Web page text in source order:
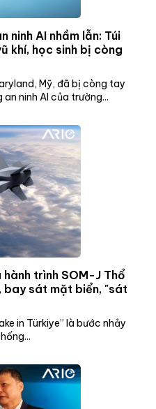
ninh AI nhầm lẫn: Túi
khí, học sinh bị còng
Mỹ, đã bị còng tay
ninh AI của trường...
hành trình SOM-J Thổ
bay sát mặt biển, "sát
in Türkiye” là bước nhảy